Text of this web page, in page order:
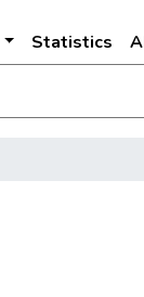
Statistics